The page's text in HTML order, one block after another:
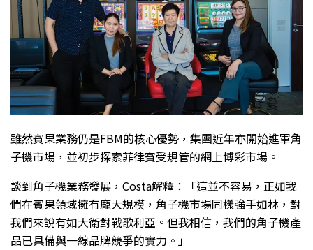
雖然賓果業務仍是FBM的核心優勢，集團近年亦開始進軍角
子機市場，並初步探索菲律賓受規管的網上博彩市場。
談到角子機業務發展，Costa解釋：「這並不容易，正如我
們在賓果領域擁有龐大規模，角子機市場同樣強手如林，對
我們來說有如大衛對戰歌利亞。但我相信，我們的角子機產
品已具備與一線品牌競爭的實力。」